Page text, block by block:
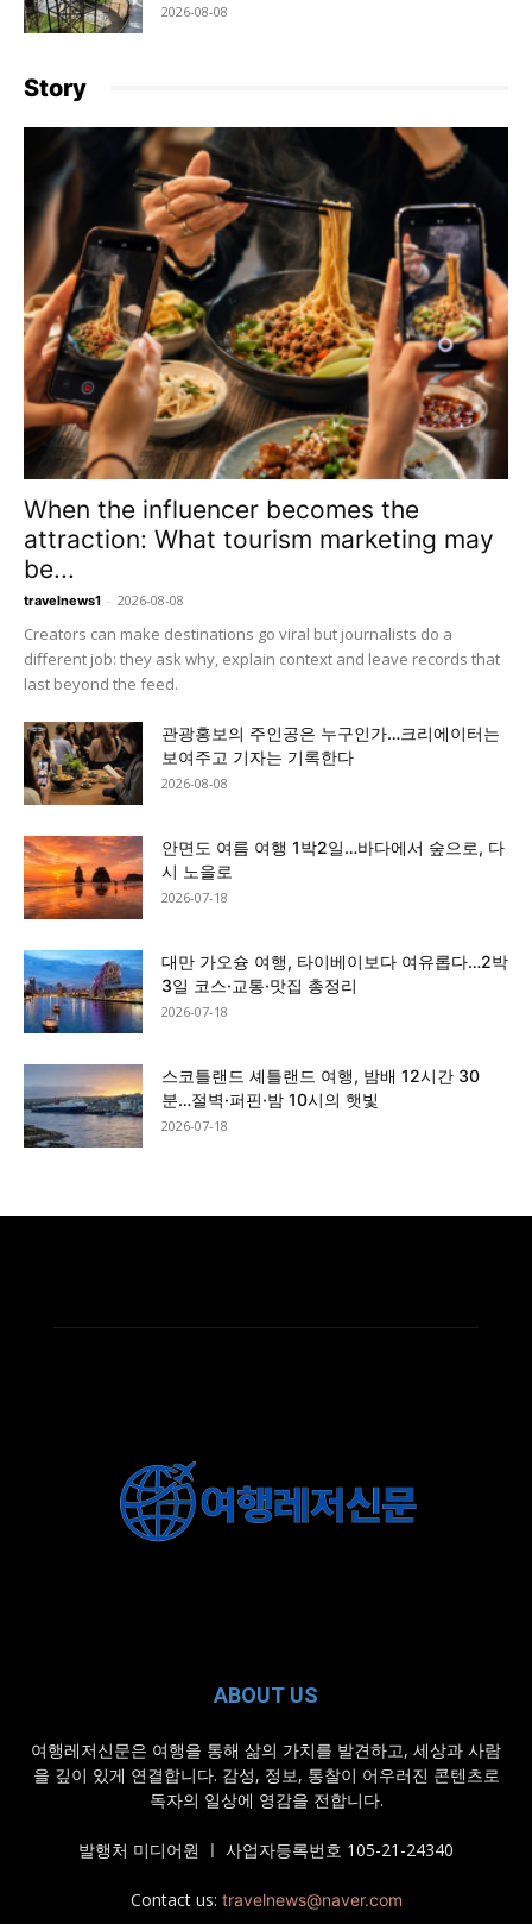
2026-08-08
Story
When the influencer becomes the
attraction: What tourism marketing may
be...
travelnews1 - 2026-08-08
Creators can make destinations go viral but journalists do a
different job: they ask why, explain context and leave records that
last beyond the feed.
관광홍보의 주인공은 누구인가…크리에이터는
보여주고 기자는 기록한다
2026-08-08
안면도 여름 여행 1박2일…바다에서 숲으로, 다
시 노을로
2026-07-18
대만 가오슝 여행, 타이베이보다 여유롭다…2박
3일 코스·교통·맛집 총정리
2026-07-18
스코틀랜드 셰틀랜드 여행, 밤배 12시간 30
분…절벽·퍼핀·밤 10시의 햇빛
2026-07-18
ABOUT US
여행레저신문은 여행을 통해 삶의 가치를 발견하고, 세상과 사람
을 깊이 있게 연결합니다. 감성, 정보, 통찰이 어우러진 콘텐츠로
독자의 일상에 영감을 전합니다.
발행처 미디어원 ㅣ 사업자등록번호 105-21-24340
Contact us: travelnews@naver.com